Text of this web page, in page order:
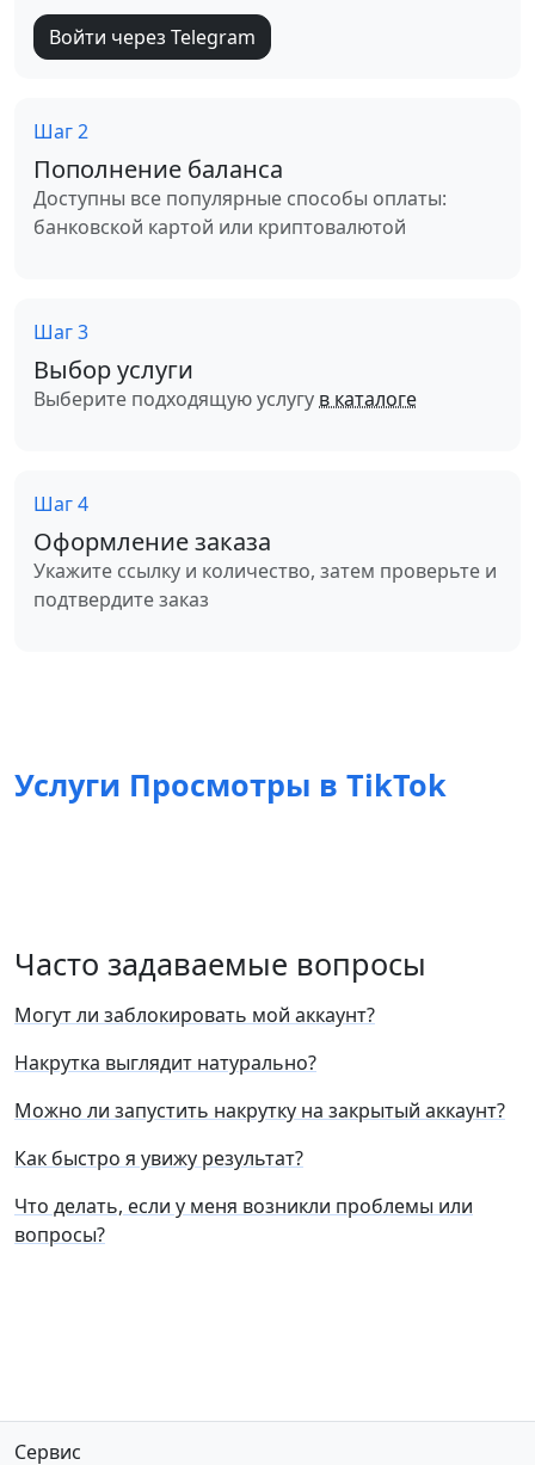
Войти через Telegram
Шаг 2
Пополнение баланса
Доступны все популярные способы оплаты:
банковской картой или криптовалютой
Шаг 3
Выбор услуги
Выберите подходящую услугу в каталоге
Шаг 4
Оформление заказа
Укажите ссылку и количество, затем проверьте и
подтвердите заказ
Услуги Просмотры в TikTok
Часто задаваемые вопросы
Могут ли заблокировать мой аккаунт?
Накрутка выглядит натурально?
Можно ли запустить накрутку на закрытый аккаунт?
Как быстро я увижу результат?
Что делать, если у меня возникли проблемы или
вопросы?
Сервис